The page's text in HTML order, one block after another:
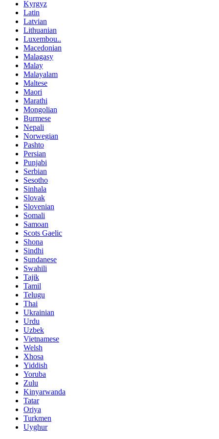
Kyrgyz
Latin
Latvian
Lithuanian
Luxembou..
Macedonian
Malagasy
Malay
Malayalam
Maltese
Maori
Marathi
Mongolian
Burmese
Nepali
Norwegian
Pashto
Persian
Punjabi
Serbian
Sesotho
Sinhala
Slovak
Slovenian
Somali
Samoan
Scots Gaelic
Shona
Sindhi
Sundanese
Swahili
Tajik
Tamil
Telugu
Thai
Ukrainian
Urdu
Uzbek
Vietnamese
Welsh
Xhosa
Yiddish
Yoruba
Zulu
Kinyarwanda
Tatar
Oriya
Turkmen
Uyghur